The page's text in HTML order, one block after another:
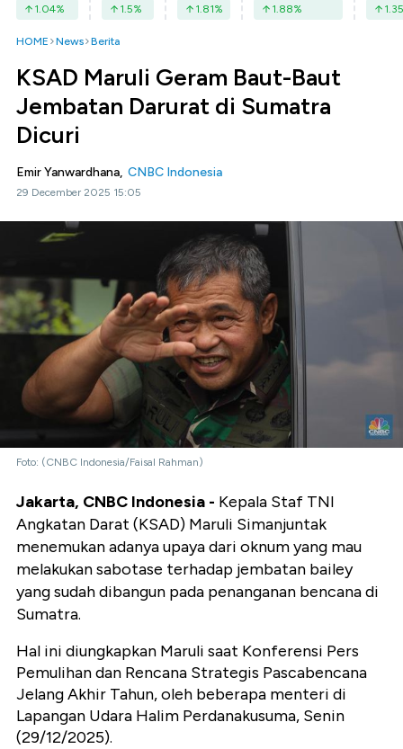
1.04% 1.5% 1.81% 1.88% 1.35
HOME News Berita
KSAD Maruli Geram Baut-Baut
Jembatan Darurat di Sumatra
Dicuri
Emir Yanwardhana, CNBC Indonesia
29 December 2025 15:05
Foto: (CNBC Indonesia/Faisal Rahman)
Jakarta, CNBC Indonesia - Kepala Staf TNI
Angkatan Darat (KSAD) Maruli Simanjuntak
menemukan adanya upaya dari oknum yang mau
melakukan sabotase terhadap jembatan bailey
yang sudah dibangun pada penanganan bencana di
Sumatra.
Hal ini diungkapkan Maruli saat Konferensi Pers
Pemulihan dan Rencana Strategis Pascabencana
Jelang Akhir Tahun, oleh beberapa menteri di
Lapangan Udara Halim Perdanakusuma, Senin
(29/12/2025).